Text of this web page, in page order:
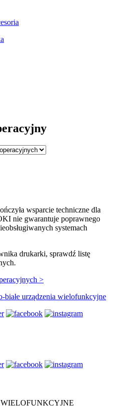
wsparcie techniczne dla
nie gwarantuje poprawnego
systemach
drukarki, sprawdź listę
>
białe urządzenia wielofunkcyjne